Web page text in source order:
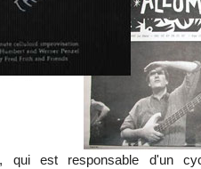
qui est responsable d'un